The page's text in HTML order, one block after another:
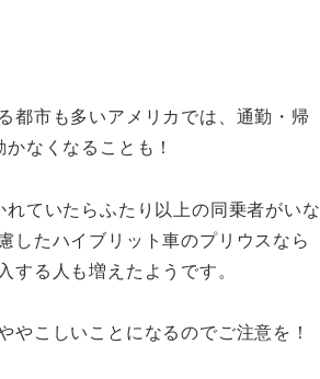
都市も多いアメリカでは、通勤・帰
かなくなることも！
ていたらふたり以上の同乗者がいな
したハイブリット車のプリウスなら
る人も増えたようです。
こしいことになるのでご注意を！